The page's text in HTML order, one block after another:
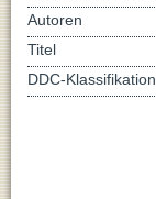
Autoren
Titel
DDC-Klassifikation